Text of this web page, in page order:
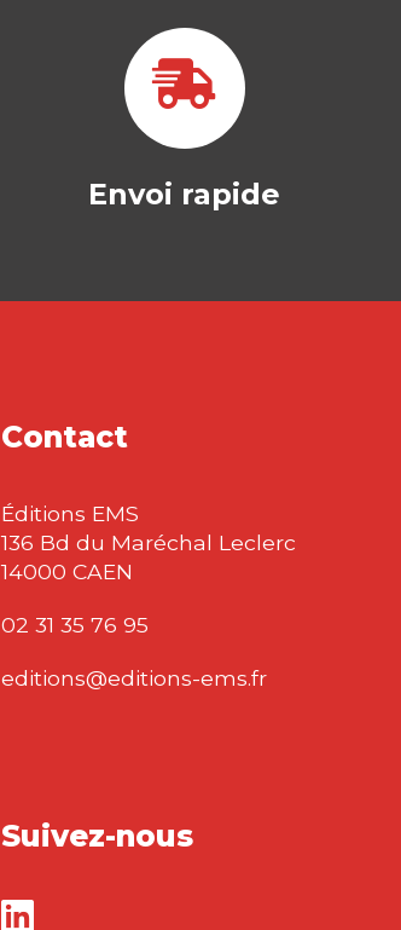
Envoi rapide
Contact
Éditions EMS
136 Bd du Maréchal Leclerc
14000 CAEN
02 31 35 76 95
editions@editions-ems.fr
Suivez-nous